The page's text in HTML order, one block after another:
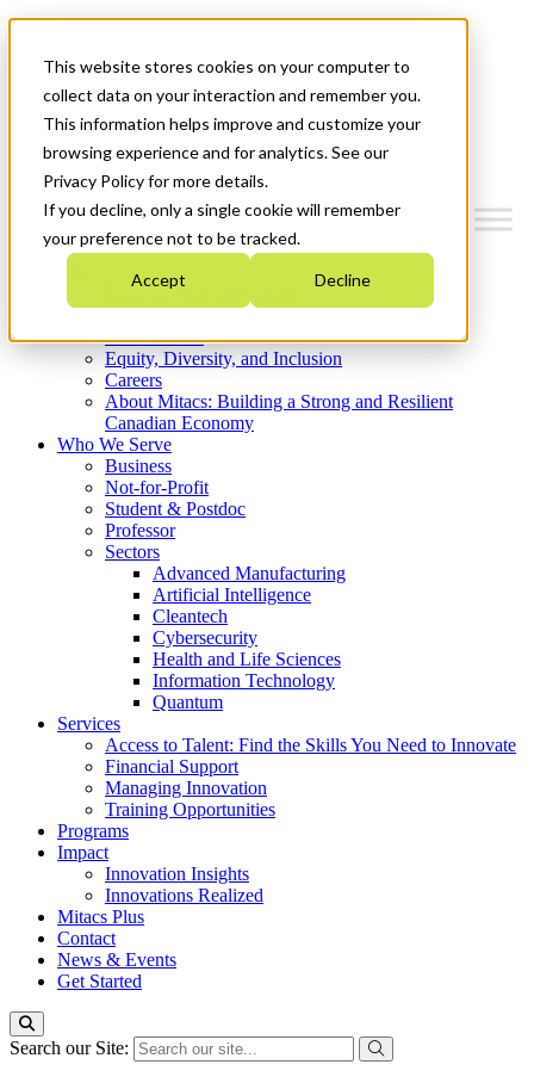
This website stores cookies on your computer to
collect data on your interaction and remember you.
This information helps improve and customize your
browsing experience and for analytics. See our
Privacy Policy for more details.
If you decline, only a single cookie will remember
your preference not to be tracked.
Accept Decline
News & Events
Get Started
Menu
Who We Are
Strategic Plan 2026-2030
What We Do
Equity, Diversity, and Inclusion
Careers
About Mitacs: Building a Strong and Resilient
Canadian Economy
Who We Serve
Business
Not-for-Profit
Student & Postdoc
Professor
Sectors
Advanced Manufacturing
Artificial Intelligence
Cleantech
Cybersecurity
Health and Life Sciences
Information Technology
Quantum
Services
Access to Talent: Find the Skills You Need to Innovate
Financial Support
Managing Innovation
Training Opportunities
Programs
Impact
Innovation Insights
Innovations Realized
Mitacs Plus
Contact
News & Events
Get Started
Search our Site: